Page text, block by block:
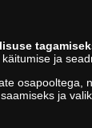
ja
ja